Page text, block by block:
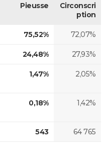
Pieusse
Circonscri
ption
75,52% 72,07%
24,48% 27,93%
1,47% 2,05%
0,18% 1,42%
543 64 765